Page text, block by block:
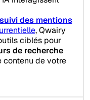
suivi des mentions
, Qwairy
ciblés pour
de recherche
de votre